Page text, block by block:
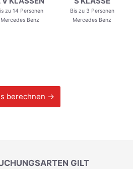
zu 14 Personen
Mercedes Benz
Bis zu 3 Personen
Mercedes Benz
berechnen →
GILT